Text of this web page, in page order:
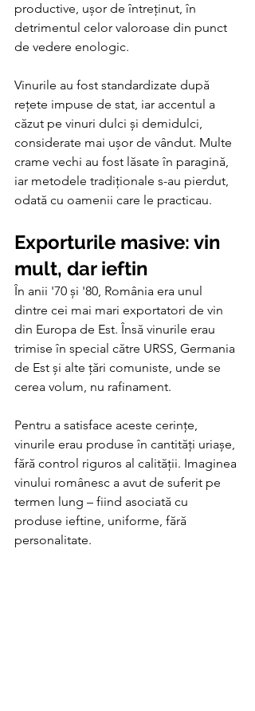
productive, ușor de întreținut, în
detrimentul celor valoroase din punct
de vedere enologic.
Vinurile au fost standardizate după
rețete impuse de stat, iar accentul a
căzut pe vinuri dulci și demidulci,
considerate mai ușor de vândut. Multe
crame vechi au fost lăsate în paragină,
iar metodele tradiționale s-au pierdut,
odată cu oamenii care le practicau.
Exporturile masive: vin
mult, dar ieftin
În anii '70 și '80, România era unul
dintre cei mai mari exportatori de vin
din Europa de Est. Însă vinurile erau
trimise în special către URSS, Germania
de Est și alte țări comuniste, unde se
cerea volum, nu rafinament.
Pentru a satisface aceste cerințe,
vinurile erau produse în cantități uriașe,
fără control riguros al calității. Imaginea
vinului românesc a avut de suferit pe
termen lung – fiind asociată cu
produse ieftine, uniforme, fără
personalitate.